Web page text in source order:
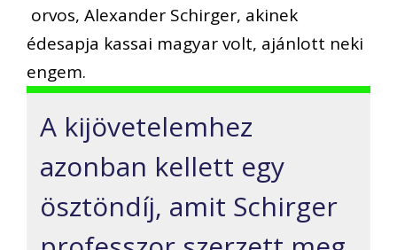
orvos, Alexander Schirger, akinek
édesapja kassai magyar volt, ajánlott neki
engem.
A kijövetelemhez
azonban kellett egy
ösztöndíj, amit Schirger